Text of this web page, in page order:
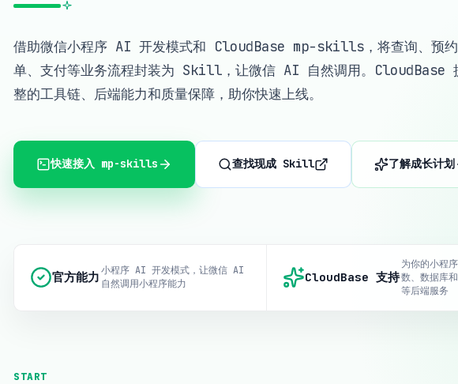
借助微信小程序 AI 开发模式和 CloudBase mp-skills，将查询、预
单、支付等业务流程封装为 Skill，让微信 AI 自然调用。CloudBase
整的工具链、后端能力和质量保障，助你快速上线。
快速接入 mp-skills 查找现成 Skill 了解成长计划
官方能力小程序 AI 开发模式，让微信 AI
自然调用小程序能力
CloudBase 支持
为你的小程
数、数据库
等后端服务
START